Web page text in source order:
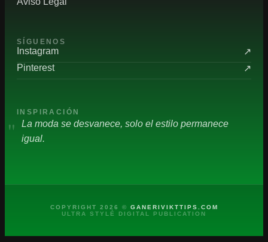
SÍGUENOS
Instagram
↗
Pinterest
↗
INSPIRACIÓN
"
La moda se desvanece, solo el estilo permanece
igual.
COPYRIGHT 2026 © GANERIVIKTTIPS.COM
ULTRA STYLÉ DIGITAL PUBLICATION